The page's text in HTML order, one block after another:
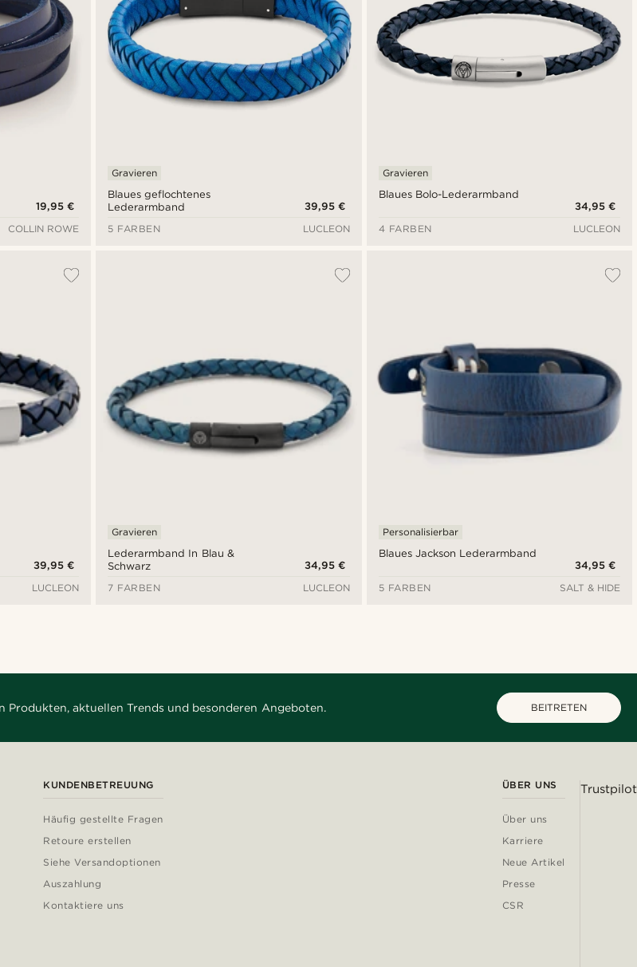
19,95 €
COLLIN ROWE
Blaues geflochtenes
Lederarmband
Gravieren
39,95 €
5 FARBEN
LUCLEON
Blaues Bolo-Lederarmband
Gravieren
34,95 €
4 FARBEN
LUCLEON
39,95 €
LUCLEON
Lederarmband In Blau &
Schwarz
Gravieren
34,95 €
7 FARBEN
LUCLEON
Blaues Jackson Lederarmband
Personalisierbar
34,95 €
5 FARBEN
SALT & HIDE
Produkten, aktuellen Trends und besonderen Angeboten. BEITRETEN
KUNDENBETREUUNG
Häufig gestellte Fragen
Retoure erstellen
Siehe Versandoptionen
Auszahlung
Kontaktiere uns
ÜBER UNS
Über uns
Karriere
Neue Artikel
Presse
CSR
Trustpilot